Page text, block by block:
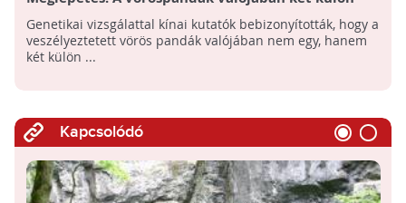
fajhoz tartoznak
Genetikai vizsgálattal kínai kutatók bebizonyították, hogy a
veszélyeztetett vörös pandák valójában nem egy, hanem
két külön ...
Kapcsolódó